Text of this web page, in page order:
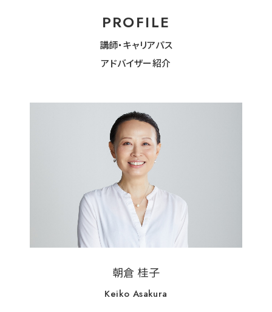
PROFILE
講師・キャリアパス
アドバイザー紹介
朝倉 桂子
Keiko Asakura